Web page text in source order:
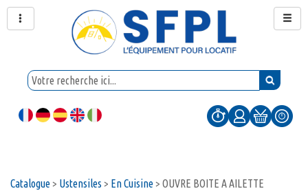
Catalogue> Ustensiles > En Cuisine> OUVRE BOITE A AILETTE